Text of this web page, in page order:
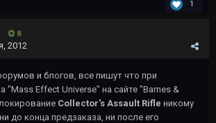
1
8
2012
и блогов, все пишут что при
"Mass Effect Universe" на сайте "Barnes &
Collector's Assault Rifle никому
до конца предзаказа, ни после его